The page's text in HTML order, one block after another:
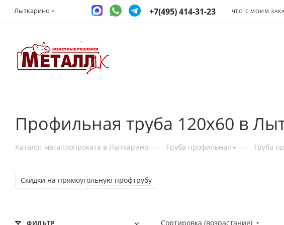
Лыткарино +7(495) 414-31-23 ЧТО С МОИМ
Профильная труба 120x60 в
Каталог металлопроката в Лыткарино — Труба профильная — Труба
Скидки на прямоугольную профтрубу
Сортировка (возрастание)
ФИЛЬТР